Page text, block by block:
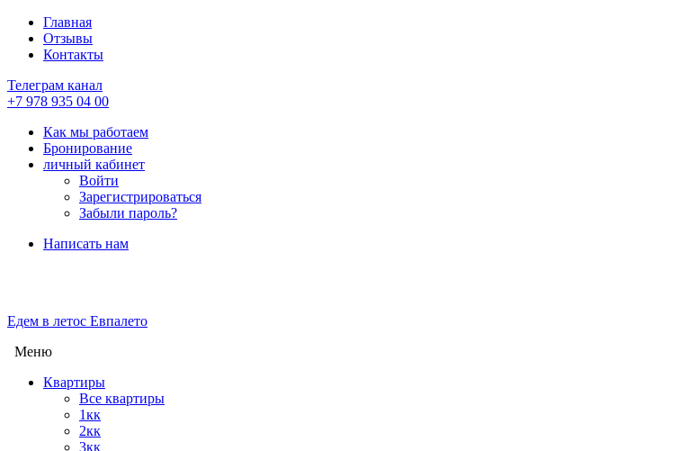
Главная
Отзывы
Контакты
Телеграм канал
+7 978 935 04 00
Как мы работаем
Бронирование
личный кабинет
Войти
Зарегистрироваться
Забыли пароль?
Написать нам
Едем в летос Евпалето
Меню
Квартиры
Все квартиры
1кк
2кк
3кк